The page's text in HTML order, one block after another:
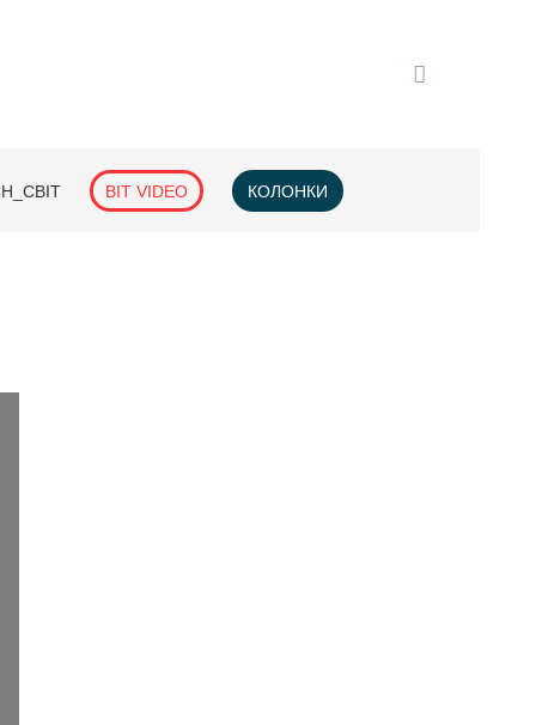
BIT VIDEO КОЛОНКИ